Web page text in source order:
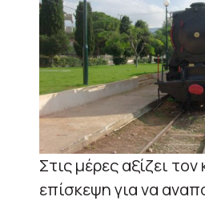
Στις μέρες αξίζει
επίσκεψη για να